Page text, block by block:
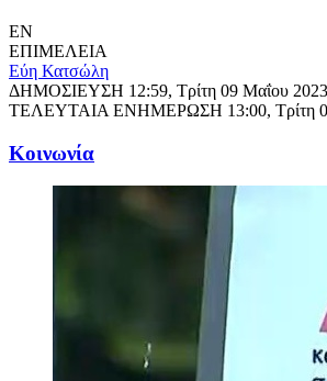
EN
ΕΠΙΜΕΛΕΙΑ
Εύη Κατσώλη
ΔΗΜΟΣΙΕΥΣΗ 12:59, Τρίτη 09 Μαΐου 2023
ΤΕΛΕΥΤΑΙΑ ΕΝΗΜΕΡΩΣΗ 13:00, Τρίτη
Κοινωνία